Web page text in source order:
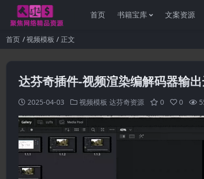
首页 书籍宝库 文案资源
首页 视频模板 正文
达芬奇插件-视频渲染编解码器输
2025-04-03 视频模板 达芬奇资源 0 0